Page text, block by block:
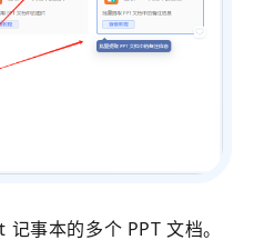
事本的多个 PPT 文档。